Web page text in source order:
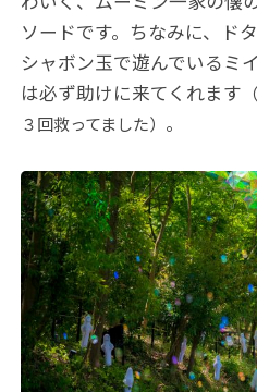
ソードです。ちなみに、ド
シャボン玉で遊んでいるミ
は必ず助けに来てくれます
３回救ってました） 。